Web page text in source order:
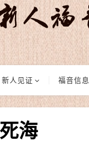
新人见证 福音信息
海